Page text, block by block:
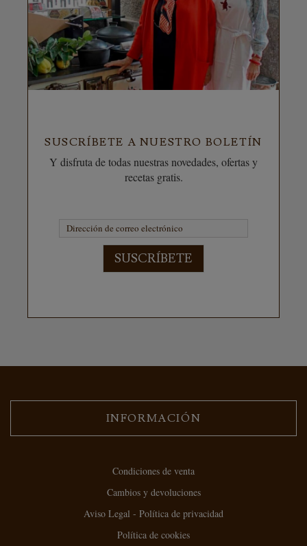
SUSCRÍBETE A NUESTRO BOLETÍN
Y disfruta de todas nuestras novedades, ofertas y
recetas gratis.
SUSCRÍBETE
INFORMACIÓN
Condiciones de venta
Cambios y devoluciones
Aviso Legal - Política de privacidad
Política de cookies